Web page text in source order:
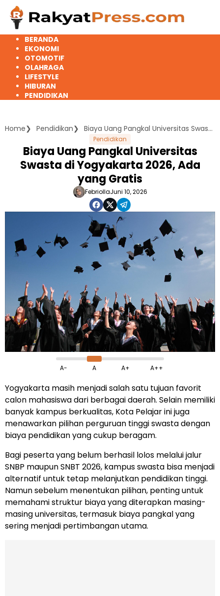
Langsung
konten
BERANDA
EKONOMI
OTOMOTIF
OLAHRAGA
LIFESTYLE
HIBURAN
PENDIDIKAN
Home Pendidikan Biaya Uang Pangkal Universitas Swasta di Yogyakarta 2026, Ada yang Gratis
Pendidikan
Biaya Uang Pangkal Universitas
Swasta di Yogyakarta 2026, Ada
yang Gratis
FebriollaJuni 10, 2026
A- A A+ A++
Yogyakarta masih menjadi salah satu tujuan favorit
calon mahasiswa dari berbagai daerah. Selain memiliki
banyak kampus berkualitas, Kota Pelajar ini juga
menawarkan pilihan perguruan tinggi swasta dengan
biaya pendidikan yang cukup beragam.
Bagi peserta yang belum berhasil lolos melalui jalur
SNBP maupun SNBT 2026, kampus swasta bisa menjadi
alternatif untuk tetap melanjutkan pendidikan tinggi.
Namun sebelum menentukan pilihan, penting untuk
memahami struktur biaya yang diterapkan masing-
masing universitas, termasuk biaya pangkal yang
sering menjadi pertimbangan utama.